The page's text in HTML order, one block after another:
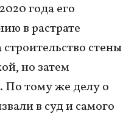
года его
в растрате
стены
но затем
По тому же делу о
в суд и самого